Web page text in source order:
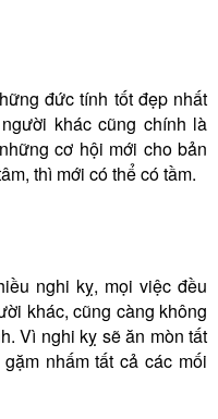
đức tính tốt đẹp nhất
khác cũng chính là
cơ hội mới cho bản
thì mới có thể có tầm.
nghi kỵ, mọi việc đều
khác, cũng càng không
Vì nghi kỵ sẽ ăn mòn tất
nhấm tất cả các mối